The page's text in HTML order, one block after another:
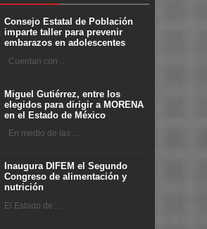
Consejo Estatal de Población
imparte taller para prevenir
embarazos en adolescentes
Cuentan con ...
Miguel Gutiérrez, entre los
elegidos para dirigir a MORENA
en el Estado de México
En medio de las ...
Inaugura DIFEM el Segundo
Congreso de alimentación y
nutrición
El Estado de ...